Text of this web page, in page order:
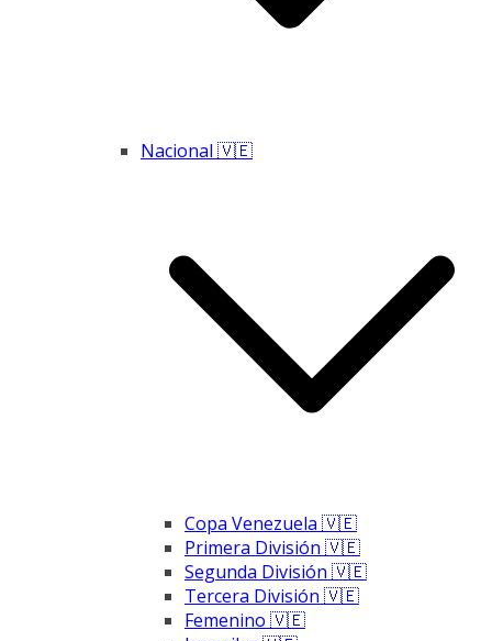
Nacional 🇻🇪
Copa Venezuela 🇻🇪
Primera División 🇻🇪
Segunda División 🇻🇪
Tercera División 🇻🇪
Femenino 🇻🇪